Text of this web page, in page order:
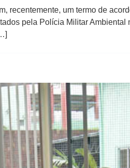
recentemente, um termo de
pela Polícia Militar